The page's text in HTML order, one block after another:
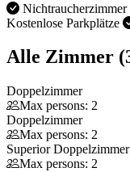
Nichtraucherzimmer
Kostenlose Parkplätze
Alle Zimmer
Doppelzimmer
Max persons: 2
Doppelzimmer
Max persons: 2
Superior
Max persons: 2